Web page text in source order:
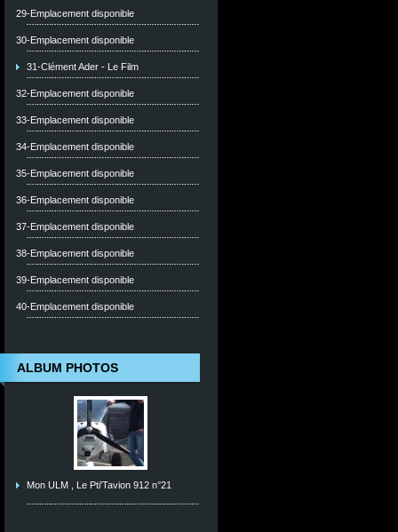
29-Emplacement disponible
30-Emplacement disponible
31-Clément Ader - Le Film
32-Emplacement disponible
33-Emplacement disponible
34-Emplacement disponible
35-Emplacement disponible
36-Emplacement disponible
37-Emplacement disponible
38-Emplacement disponible
39-Emplacement disponible
40-Emplacement disponible
ALBUM PHOTOS
Mon ULM , Le Pti'Tavion 912 n°21